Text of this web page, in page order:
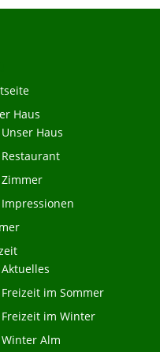
Haus
Unser Haus
Restaurant
Zimmer
Impressionen
Aktuelles
Freizeit im Sommer
Freizeit im Winter
Winter Alm